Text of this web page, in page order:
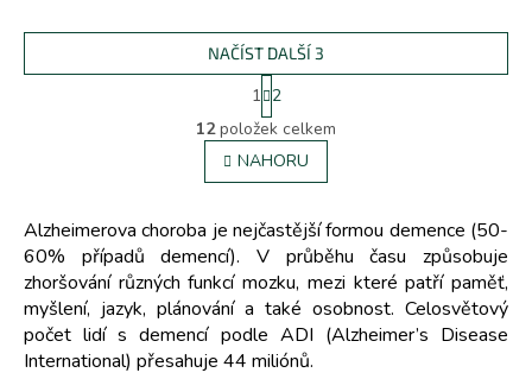
kvality vašeho...
O
v
l
á
a
c
í
p
r
v
k
NAČÍST DALŠÍ 3
S
t
r
á
n
k
v
á
n
í
1 2
12položek celkem
NAHORU
Alzheimerova choroba je nejčastější formou demence (50-
60% případů demencí). V průběhu času způsobuje
zhoršování různých funkcí mozku, mezi které patří paměť,
myšlení, jazyk, plánování a také osobnost. Celosvětový
počet lidí s demencí podle ADI (Alzheimer’s Disease
International) přesahuje 44 miliónů.